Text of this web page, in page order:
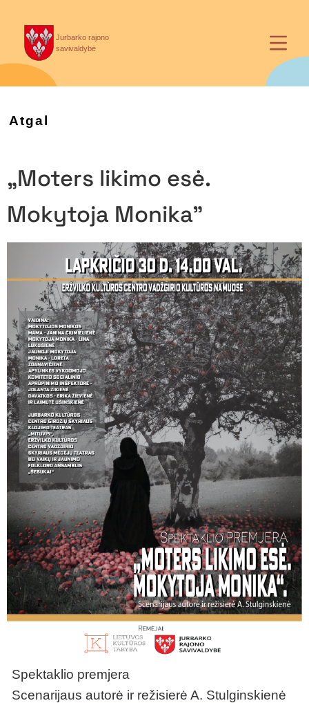
Jurbarko rajono
savivaldybė
Atgal
„Moters likimo esė.
Mokytoja Monika”
Spektaklio premjera
Scenarijaus autorė ir režisierė A. Stulginskienė